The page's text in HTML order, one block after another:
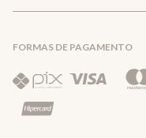
Trocas e Devoluções
Política de Privacidade
FORMAS DE PAGAMENTO